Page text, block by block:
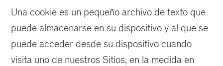
Una cookie es un pequeño archivo de texto que
puede almacenarse en su dispositivo y al que se
puede acceder desde su dispositivo cuando
visita uno de nuestros Sitios, en la medida en